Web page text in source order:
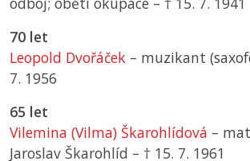
70 let
Leopold Dvořáček – muzikant
7. 1956
65 let
Vilemina (Vilma) Škarohlídová –
Jaroslav Škarohlíd – † 15. 7. 1961